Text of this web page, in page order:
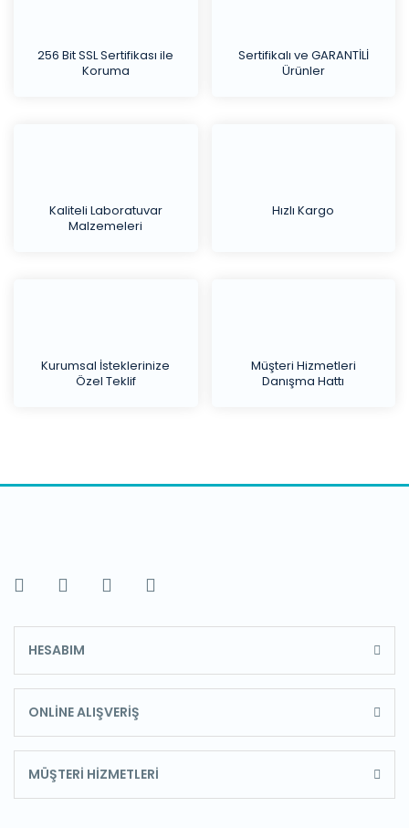
256 Bit SSL Sertifikası ile
Koruma
Sertifikalı ve GARANTİLİ
Ürünler
Kaliteli Laboratuvar
Malzemeleri
Hızlı Kargo
Kurumsal İsteklerinize
Özel Teklif
Müşteri Hizmetleri
Danışma Hattı
HESABIM
ONLİNE ALIŞVERİŞ
MÜŞTERİ HİZMETLERİ